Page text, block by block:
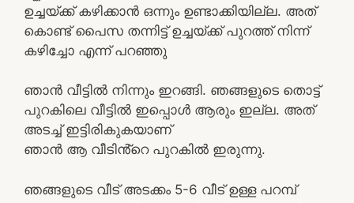
ഉച്ചയ്ക്ക് കഴിക്കാൻ ഒന്നും ഉണ്ടാക്കിയില്ല. അത്
കൊണ്ട് പൈസ തന്നിട്ട് ഉച്ചയ്ക്ക് പുറത്ത് നിന്ന്
കഴിച്ചോ എന്ന് പറഞ്ഞു
ഞാൻ വീട്ടിൽ നിന്നും ഇറങ്ങി. ഞങ്ങളുടെ തൊട്ട്
പുറകിലെ വീട്ടിൽ ഇപ്പൊൾ ആരും ഇല്ല. അത്
അടച്ച് ഇട്ടിരികുകയാണ്
ഞാൻ ആ വീടിൻ്റെ പുറകിൽ ഇരുന്നു.
ഞങ്ങളുടെ വീട് അടക്കം 5-6 വീട് ഉള്ള പറമ്പ്